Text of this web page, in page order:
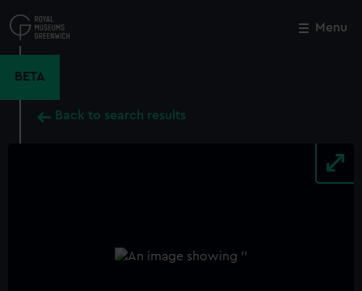
to
main
Menu
BETA
Back to search results
Close